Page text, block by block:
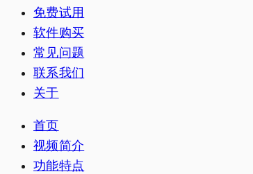
免费试用
软件购买
常见问题
联系我们
关于
首页
视频简介
功能特点